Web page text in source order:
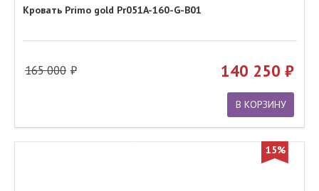
Кровать Primo gold Pr051A-160-G-B01
165 000 140 250
В КОРЗИНУ
15%